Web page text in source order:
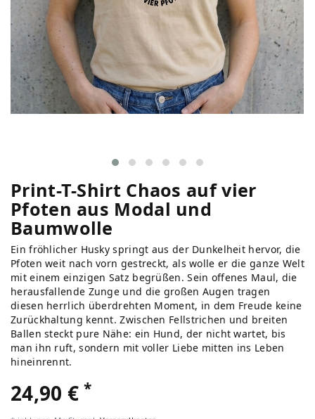
Print-T-Shirt Chaos auf vier
Pfoten aus Modal und
Baumwolle
Ein fröhlicher Husky springt aus der Dunkelheit hervor, die
Pfoten weit nach vorn gestreckt, als wolle er die ganze Welt
mit einem einzigen Satz begrüßen. Sein offenes Maul, die
herausfallende Zunge und die großen Augen tragen
diesen herrlich überdrehten Moment, in dem Freude keine
Zurückhaltung kennt. Zwischen Fellstrichen und breiten
Ballen steckt pure Nähe: ein Hund, der nicht wartet, bis
man ihn ruft, sondern mit voller Liebe mitten ins Leben
hineinrennt.
24,90 €*